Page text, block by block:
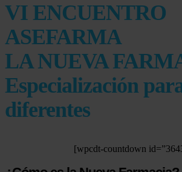
VI ENCUENTRO
ASEFARMA
LA NUEVA
Especialización
diferentes
[wpcdt-countdown